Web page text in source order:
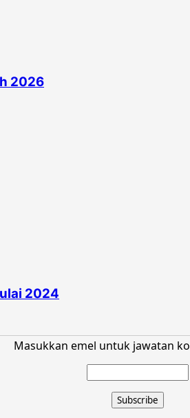
2026
2024
Masukkan emel untuk jawatan